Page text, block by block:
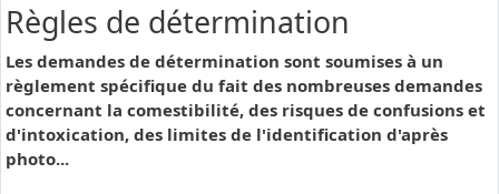
Règles de détermination
Les demandes de détermination sont soumises à un
règlement spécifique du fait des nombreuses demandes
concernant la comestibilité, des risques de confusions et
d'intoxication, des limites de l'identification d'après
photo...